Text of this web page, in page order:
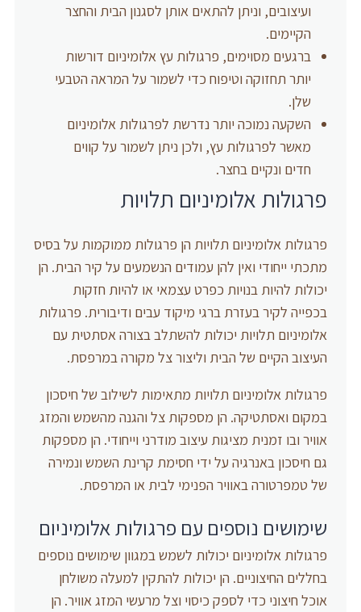
ועיצובים, וניתן להתאים אותן לסגנון הבית והחצר
הקיימים.
ברגעים מסוימים, פרגולות עץ אלומיניום דורשות
יותר תחזוקה וטיפוח כדי לשמור על המראה הטבעי
שלן.
השקעה נמוכה יותר נדרשת לפרגולות אלומיניום
מאשר לפרגולות עץ, ולכן ניתן לשמור על קווים
חדים ונקיים בחצר.
פרגולות אלומיניום תלויות
פרגולות אלומיניום תלויות הן פרגולות ממוקמות על בסיס
מתכתי ייחודי ואין להן עמודים הנשמעים על קיר הבית. הן
יכולות להיות בנויות כפרט עצמאי או להיות חזקות
בכפייה לקיר בעזרת ברגי מיקוד עבים ודיבורית. פרגולות
אלומיניום תלויות יכולות להשתלב בצורה אסתטית עם
העיצוב הקיים של הבית וליצור צל מקורה במרפסת.
פרגולות אלומיניום תלויות מתאימות לשילוב של חיסכון
במקום ואסתטיקה. הן מספקות צל והגנה מהשמש והמזג
אוויר ובו זמנית מציגות עיצוב מודרני וייחודי. הן מספקות
גם חיסכון באנרגיה על ידי חסימת קרינת השמש ונמירה
של טמפרטורה באוויר הפנימי לבית או המרפסת.
שימושים נוספים עם פרגולות אלומיניום
פרגולות אלומיניום יכולות לשמש במגוון שימושים נוספים
בחללים החיצוניים. הן יכולות להתקין למעלה משולחן
אוכל חיצוני כדי לספק כיסוי וצל מרעשי המזג אוויר. הן